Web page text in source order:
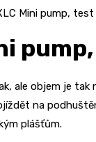
Mini pump, test
ale objem je tak
na
plášťům.